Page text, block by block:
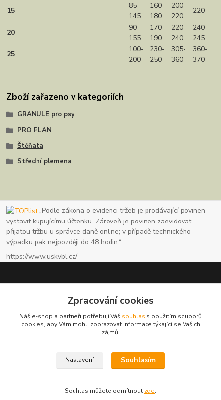
15
85-
145
160-
180
200-
220
220
20
90-
155
170-
190
220-
240
240-
245
25
100-
200
230-
250
305-
360
360-
370
Zboží zařazeno v kategoriích
GRANULE pro psy
PRO PLAN
Štěňata
Střední plemena
„Podle zákona o evidenci tržeb je prodávající povinen
vystavit kupujícímu účtenku. Zároveň je povinen zaevidovat
přijatou tržbu u správce daně online; v případě technického
výpadku pak nejpozději do 48 hodin.“
https://www.uskvbl.cz/
Burián Luboš
info@granule123.cz
Zpracování cookies
Náš e-shop a partneři potřebují Váš souhlas s použitím souborů
cookies, aby Vám mohli zobrazovat informace týkající se Vašich
zájmů.
Nastavení Souhlasím
Souhlas můžete odmítnout zde.